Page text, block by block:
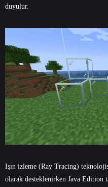
duyulur.
Işın izleme (Ray Tracing)
olarak desteklenirken Java Edition